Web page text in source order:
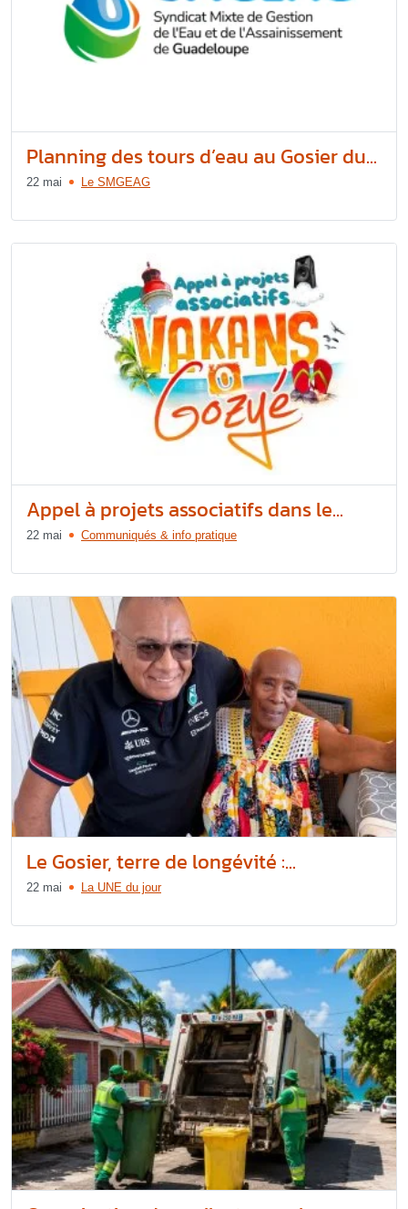
Planning des tours d’eau au Gosier du...
22 mai Le SMGEAG
Appel à projets associatifs dans le...
22 mai Communiqués & info pratique
Le Gosier, terre de longévité :...
22 mai La UNE du jour